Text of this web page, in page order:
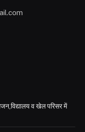
व खेल परिसर में